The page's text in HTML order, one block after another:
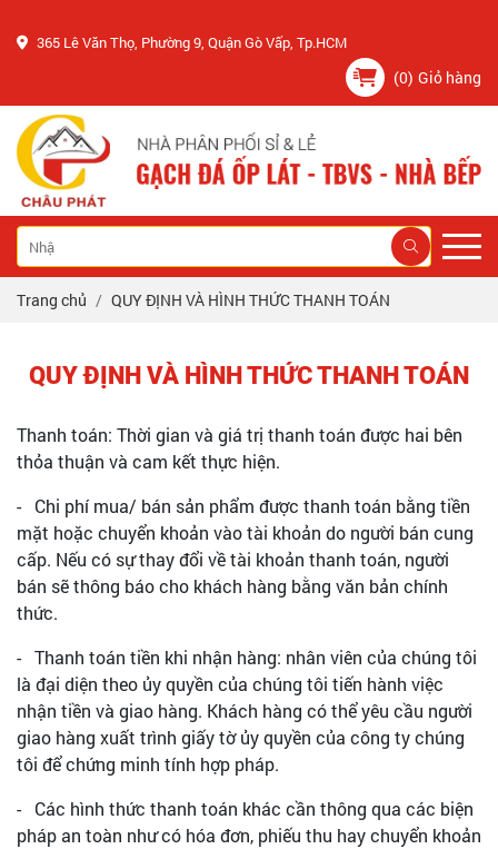
365 Lê Văn Thọ, Phường 9, Quận Gò Vấp, Tp.HCM
(0) Giỏ hàng
Trang chủ QUY ĐỊNH VÀ HÌNH THỨC THANH TOÁN
QUY ĐỊNH VÀ HÌNH THỨC THANH TOÁN
Thanh toán: Thời gian và giá trị thanh toán được hai bên
thỏa thuận và cam kết thực hiện.
- Chi phí mua/ bán sản phẩm được thanh toán bằng tiền
mặt hoặc chuyển khoản vào tài khoản do người bán cung
cấp. Nếu có sự thay đổi về tài khoản thanh toán, người
bán sẽ thông báo cho khách hàng bằng văn bản chính
thức.
- Thanh toán tiền khi nhận hàng: nhân viên của chúng tôi
là đại diện theo ủy quyền của chúng tôi tiến hành việc
nhận tiền và giao hàng. Khách hàng có thể yêu cầu người
giao hàng xuất trình giấy tờ ủy quyền của công ty chúng
tôi để chứng minh tính hợp pháp.
- Các hình thức thanh toán khác cần thông qua các biện
pháp an toàn như có hóa đơn, phiếu thu hay chuyển khoản